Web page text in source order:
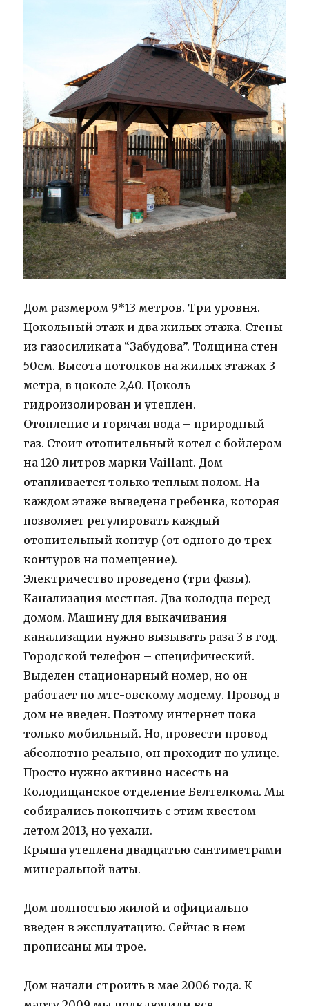
Дом размером 9*13 метров. Три уровня.
Цокольный этаж и два жилых этажа. Стены
из газосиликата “Забудова”. Толщина стен
50см. Высота потолков на жилых этажах 3
метра, в цоколе 2,40. Цоколь
гидроизолирован и утеплен.
Отопление и горячая вода – природный
газ. Стоит отопительный котел c бойлером
на 120 литров марки Vaillant. Дом
отапливается только теплым полом. На
каждом этаже выведена гребенка, которая
позволяет регулировать каждый
отопительный контур (от одного до трех
контуров на помещение).
Электричество проведено (три фазы).
Канализация местная. Два колодца перед
домом. Машину для выкачивания
канализации нужно вызывать раза 3 в год.
Городской телефон – специфический.
Выделен стационарный номер, но он
работает по мтс-овскому модему. Провод в
дом не введен. Поэтому интернет пока
только мобильный. Но, провести провод
абсолютно реально, он проходит по улице.
Просто нужно активно насесть на
Колодищанское отделение Белтелкома. Мы
собирались покончить с этим квестом
летом 2013, но уехали.
Крыша утеплена двадцатью сантиметрами
минеральной ваты.
Дом полностью жилой и официально
введен в эксплуатацию. Сейчас в нем
прописаны мы трое.
Дом начали строить в мае 2006 года. К